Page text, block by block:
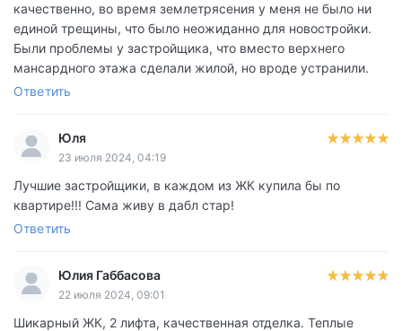
качественно, во время землетрясения у меня не было ни
единой трещины, что было неожиданно для новостройки.
Были проблемы у застройщика, что вместо верхнего
мансардного этажа сделали жилой, но вроде устранили.
Ответить
Юля
23 июля 2024, 04:19
Лучшие застройщики, в каждом из ЖК купила бы по
квартире!!! Сама живу в дабл стар!
Ответить
Юлия Габбасова
22 июля 2024, 09:01
Шикарный ЖК, 2 лифта, качественная отделка. Теплые